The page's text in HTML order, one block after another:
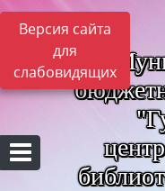
Версия сайта
для
слабовидящих